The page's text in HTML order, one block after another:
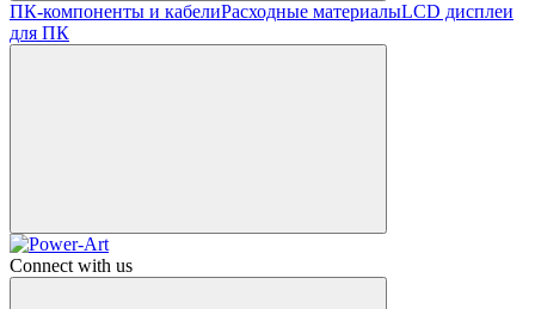
ПК-компоненты и кабелиРасходные материалыLCD дисплеи
для ПК
Connect with us